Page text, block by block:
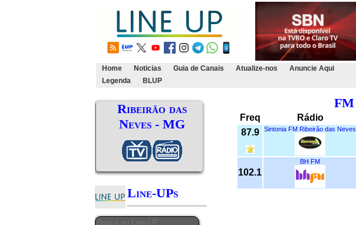
Home Noticias Guia de Canais Atualize-nos
Anuncie Aqui
Legenda
BLUP
Ribeirão das
Neves - MG
Line-UPs
FM
Freq Rádio
87.9
Sintonia FM Ribeirão das Neves
102.1
BH FM